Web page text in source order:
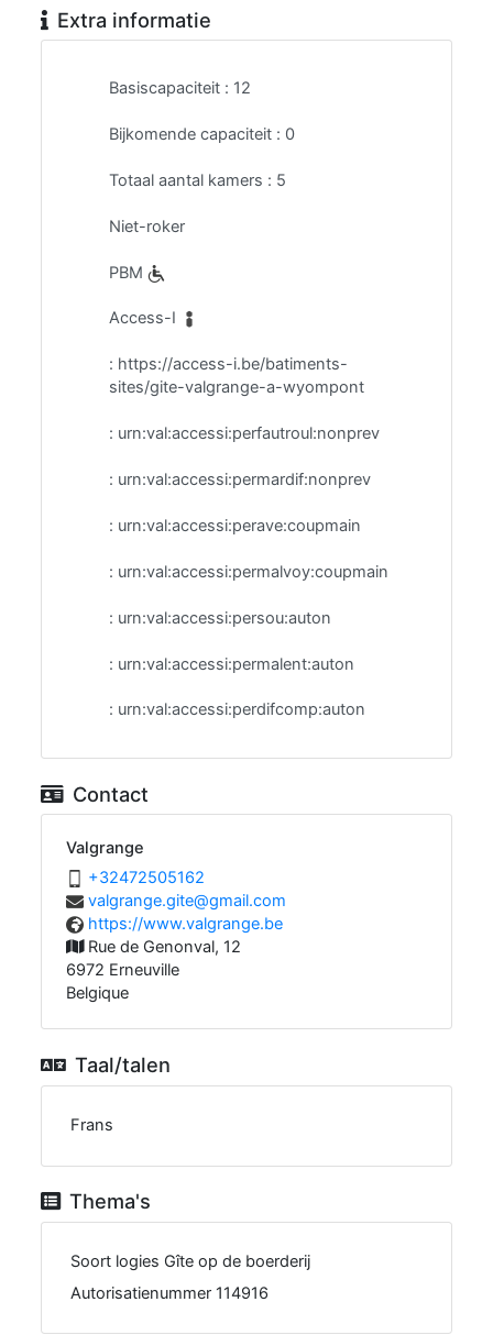
Extra informatie
Basiscapaciteit : 12
Bijkomende capaciteit : 0
Totaal aantal kamers : 5
Niet-roker
PBM
Access-I
: https://access-i.be/batiments-
sites/gite-valgrange-a-wyompont
: urn:val:accessi:perfautroul:nonprev
: urn:val:accessi:permardif:nonprev
: urn:val:accessi:perave:coupmain
: urn:val:accessi:permalvoy:coupmain
: urn:val:accessi:persou:auton
: urn:val:accessi:permalent:auton
: urn:val:accessi:perdifcomp:auton
Contact
Valgrange
26150527423+
moc.liamg@etig.egnarglav
eb.egnarglav.www//:sptth
Rue de Genonval, 12
6972 Erneuville
Belgique
Taal/talen
Frans
Thema's
Soort logies Gîte op de boerderij
Autorisatienummer114916